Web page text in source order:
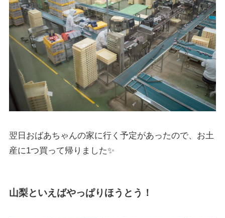
翌日おばあちゃんの家に行く予定があったので、お土
産に1つ買って帰りました✨
山梨といえばやっぱりほうとう！